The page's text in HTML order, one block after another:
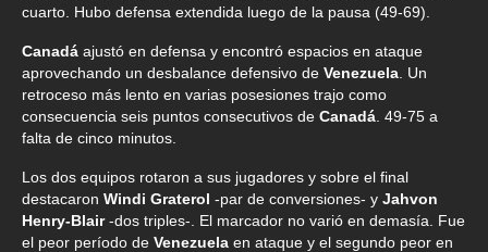
cuarto. Hubo defensa extendida luego de la pausa (49-69).
Canadá ajustó en defensa y encontró espacios en ataque
aprovechando un desbalance defensivo de Venezuela . Un
retroceso más lento en varias posesiones trajo como
consecuencia seis puntos consecutivos de Canadá . 49-75 a
falta de cinco minutos.
Los dos equipos rotaron a sus jugadores y sobre el final
destacaron Windi Graterol -par de conversiones- y Jahvon
Henry-Blair-dos triples-. El marcador no varió en demasía. Fue
el peor período de Venezuela en ataque y el segundo peor en